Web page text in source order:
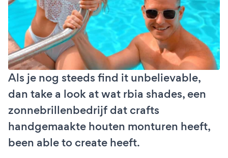
Als je nog steeds find it unbelievable,
dan take a look at wat rbia shades, een
zonnebrillenbedrijf dat crafts
handgemaakte houten monturen heeft,
been able to create heeft.